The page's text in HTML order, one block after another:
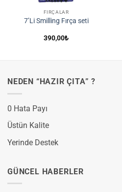
FIRÇALAR
7’Li Smilling Fırça seti
390,00₺
NEDEN “HAZIR ÇITA” ?
0 Hata Payı
Üstün Kalite
Yerinde Destek
GÜNCEL HABERLER